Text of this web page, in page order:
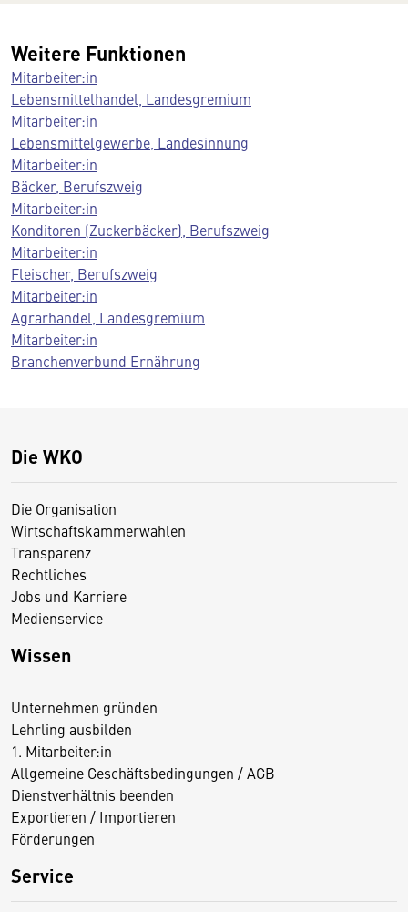
Weitere Funktionen
Mitarbeiter:in
Lebensmittelhandel, Landesgremium
Mitarbeiter:in
Lebensmittelgewerbe, Landesinnung
Mitarbeiter:in
Bäcker, Berufszweig
Mitarbeiter:in
Konditoren (Zuckerbäcker), Berufszweig
Mitarbeiter:in
Fleischer, Berufszweig
Mitarbeiter:in
Agrarhandel, Landesgremium
Mitarbeiter:in
Branchenverbund Ernährung
Die WKO
Die Organisation
Wirtschaftskammerwahlen
Transparenz
Rechtliches
Jobs und Karriere
Medienservice
Wissen
Unternehmen gründen
Lehrling ausbilden
1. Mitarbeiter:in
Allgemeine Geschäftsbedingungen / AGB
Dienstverhältnis beenden
Exportieren / Importieren
Förderungen
Service